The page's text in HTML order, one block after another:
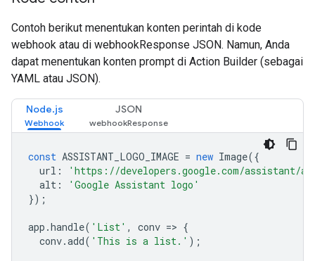
Contoh berikut menentukan konten perintah di kode
webhook atau di webhookResponse JSON. Namun, Anda
dapat menentukan konten prompt di Action Builder (sebagai
YAML atau JSON).
Node.js JSON
const ASSISTANT_LOGO_IMAGE = new Image({
url :
'https://developers.google.com/assistant/
alt :
'Google Assistant logo'
});
app .handle( 'List' , conv => {
conv.add( 'This is a list.' );